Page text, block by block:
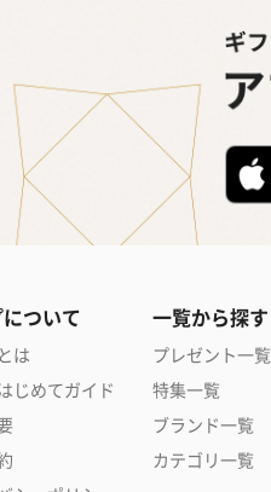
ついて
は
じめてガイド
一覧から探す
プレゼント一覧
特集一覧
ブランド一覧
カテゴリ一覧